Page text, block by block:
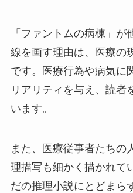
「ファントムの病棟」
線を画す理由は、医療の
です。医療行為や病気に
リアリティを与え、読者
います。
また、医療従事者たちの
理描写も細かく描かれて
だの推理小説にとどまら